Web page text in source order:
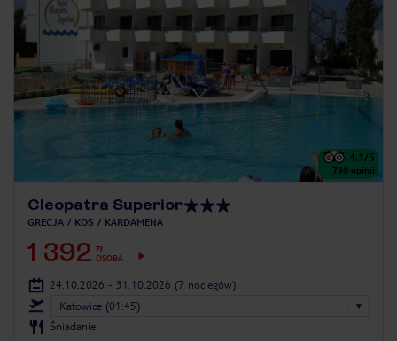
4.1/5
730 opinii
Cleopatra Superior
GRECJA KOS KARDAMENA
1 392 ZŁ
OSOBA
24.10.2026 - 31.10.2026 (7 noclegów)
Katowice (01:45)
Śniadanie